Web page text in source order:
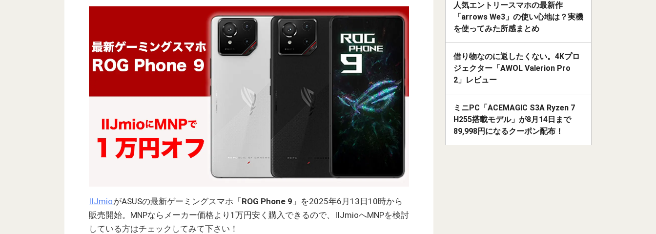
IIJmioがASUSの最新ゲーミングスマホ「ROG Phone 9 」を2025年6月13日10時から
販売開始。MNPならメーカー価格より1万円安く購入できるので、IIJmioへMNPを検討
している方はチェックしてみて下さい！
人気エントリースマホの最新作
「arrows We3」の使い心地は？実機
を使ってみた所感まとめ
借り物なのに返したくない。4Kプロ
ジェクター「AWOL Valerion Pro
2」レビュー
ミニPC「ACEMAGIC S3A Ryzen 7
H255搭載モデル」が8月14日まで
89,998円になるクーポン配布！